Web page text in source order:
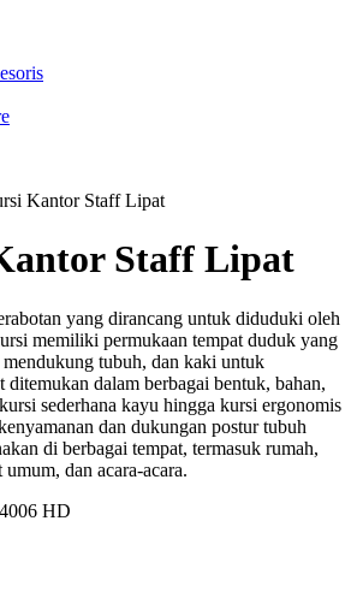
Kantor Staff Lipat
Staff Lipat
yang dirancang untuk diduduki oleh
memiliki permukaan tempat duduk yang
tubuh, dan kaki untuk
ditemukan dalam berbagai bentuk, bahan,
sederhana kayu hingga kursi ergonomis
dan dukungan postur tubuh
di berbagai tempat, termasuk rumah,
dan acara-acara.